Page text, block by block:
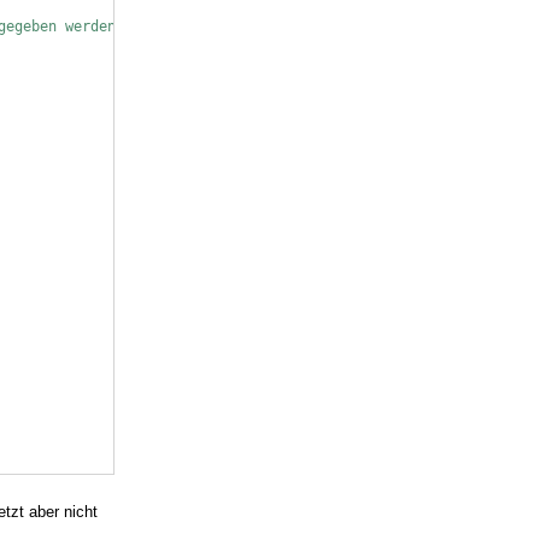
werden
aber nicht